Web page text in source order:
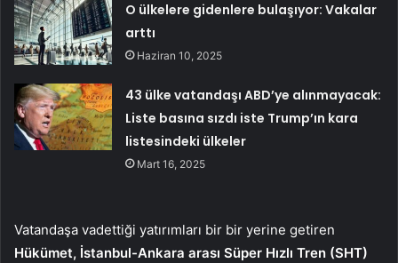
O ülkelere gidenlere bulaşıyor: Vakalar
arttı
Haziran 10, 2025
43 ülke vatandaşı ABD’ye alınmayacak:
Liste basına sızdı iste Trump’ın kara
listesindeki ülkeler
Mart 16, 2025
Vatandaşa vadettiği yatırımları bir bir yerine getiren
Hükümet, İstanbul-Ankara arası Süper Hızlı Tren (SHT)